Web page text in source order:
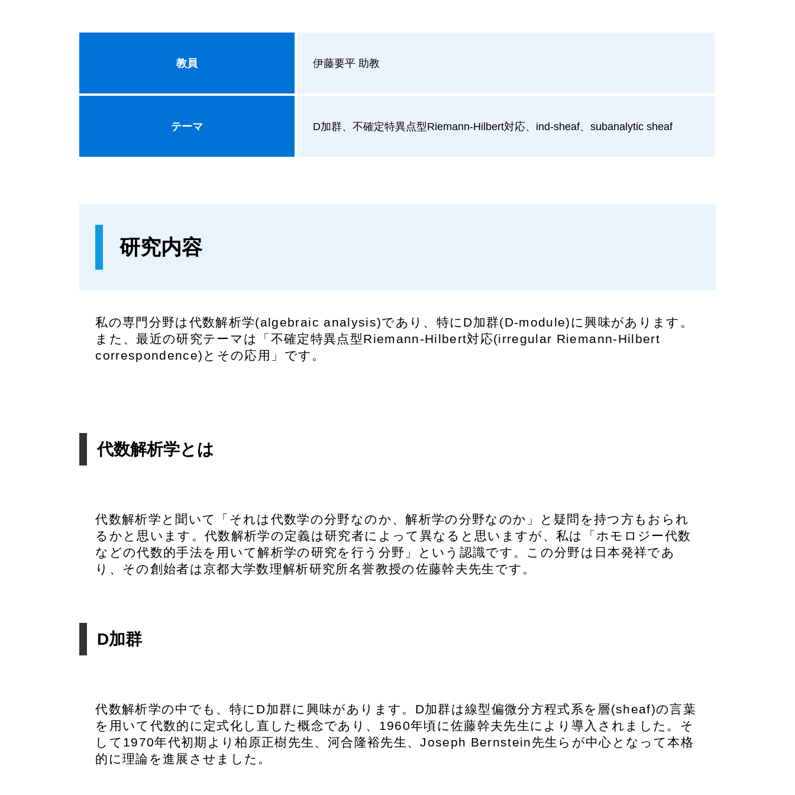
教員 伊藤要平 助教
テーマ D加群、不確定特異点型Riemann-Hilbert対応、ind-sheaf、subanalytic sheaf
研究内容
私の専門分野は代数解析学(algebraic analysis)であり、特にD加群(D-module)に興味があります。
また、最近の研究テーマは「不確定特異点型Riemann-Hilbert対応(irregular Riemann-Hilbert
correspondence)とその応用」です。
代数解析学とは
代数解析学と聞いて「それは代数学の分野なのか、解析学の分野なのか」と疑問を持つ方もおられ
るかと思います。代数解析学の定義は研究者によって異なると思いますが、私は「ホモロジー代数
などの代数的手法を用いて解析学の研究を行う分野」という認識です。この分野は日本発祥であ
り、その創始者は京都大学数理解析研究所名誉教授の佐藤幹夫先生です。
D加群
代数解析学の中でも、特にD加群に興味があります。D加群は線型偏微分方程式系を層(sheaf)の言葉
を用いて代数的に定式化し直した概念であり、1960年頃に佐藤幹夫先生により導入されました。そ
して1970年代初期より柏原正樹先生、河合隆裕先生、Joseph Bernstein先生らが中心となって本格
的に理論を進展させました。